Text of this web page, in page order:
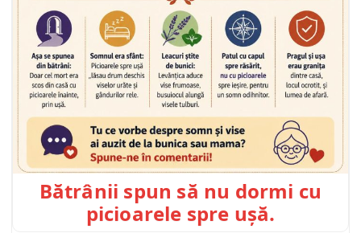
Bătrânii spun să nu dormi cu
picioarele spre ușă.